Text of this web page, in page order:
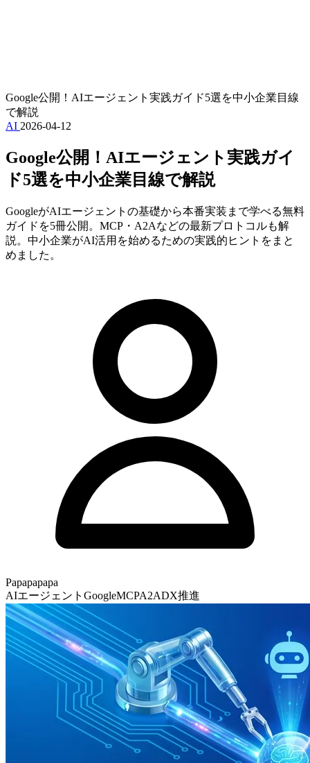
Google公開！AIエージェント実践ガイド5選を中小企業目線
で解説
AI 2026-04-12
Google公開！AIエージェント実践ガイ
ド5選を中小企業目線で解説
GoogleがAIエージェントの基礎から本番実装まで学べる無料
ガイドを5冊公開。MCP・A2Aなどの最新プロトコルも解
説。中小企業がAI活用を始めるための実践的ヒントをまと
めました。
Papapapapa
AIエージェント GoogleMCPA2ADX推進